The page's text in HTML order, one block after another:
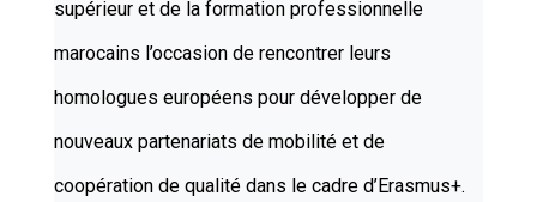
supérieur et de la formation professionnelle
marocains l’occasion de rencontrer leurs
homologues européens pour développer de
nouveaux partenariats de mobilité et de
coopération de qualité dans le cadre d’Erasmus+.